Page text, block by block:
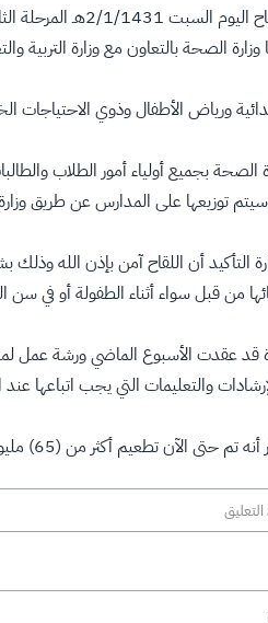
وزارة الصحة بالتعاون مع وزارة
ورياض الأطفال وذوي
سيتم توزيعها على المدارس عن طريق وزارة
التأكيد أن اللقاح آمن بإذن الله
من قبل سواء أثناء الطفولة أو في سن
قد عقدت الأسبوع الماضي ورشة عمل
والتعليمات التي يجب
من (65) مليون شخص حول العالم ولم تسجل أي مضاعفات شديدة ذات خطورة عالية على جميع من تم تطعيمهم .